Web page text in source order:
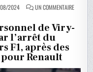
2024 UN COMMENTAIRESUR
VIRY-
LE
de Viry-
l’arrêt du
F1, après des
Renault